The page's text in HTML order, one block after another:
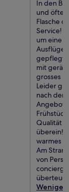
In den
und
Flasche
Service!
um eine
Ausflüge
gepflegte
mit
grosses
Leider
nach
Qualität
überein!
warmes
Am
von
Weniger